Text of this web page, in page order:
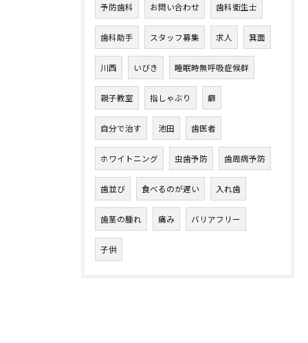
予防歯科 お問い合わせ 歯科衛生士
歯科助手 スタッフ募集 求人 箕面
川西 いびき 睡眠時無呼吸症候群
親子教室 指しゃぶり 癖
自分で治す 池田 歯医者
ホワイトニング 虫歯予防 歯周病予防
歯並び 食べるのが遅い 入れ歯
歯茎の腫れ 痛み バリアフリー
子供